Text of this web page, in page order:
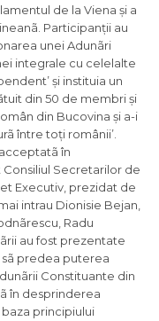
de la Viena și a
Participanții au
unei Adunãri
integrale cu celelalte
și instituia un
din 50 de membri și
din Bucovina și a-i
între toți românii’.
în
Consiliul Secretarilor de
Executiv, prezidat de
intrau Dionisie Bejan,
Radu
au fost prezentate
sã predea puterea
Constituante din
în desprinderea
principiului